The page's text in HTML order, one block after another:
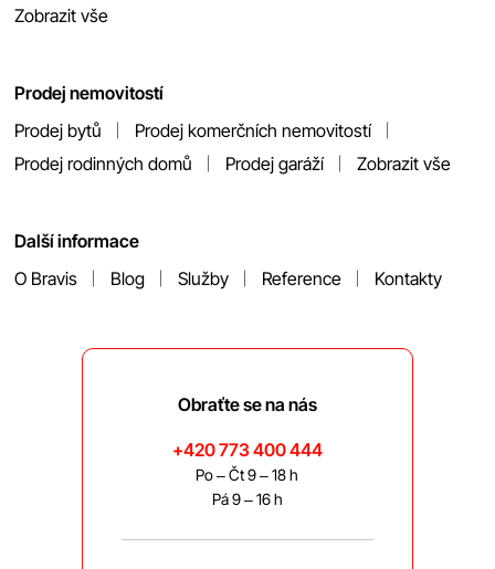
Zobrazit vše
Prodej nemovitostí
Prodej bytů
Prodej komerčních nemovitostí
Prodej rodinných domů
Prodej garáží Zobrazit vše
Další informace
O Bravis
Blog Služby Reference Kontakty
Obraťte se na nás
+420 773 400 444
Po – Čt 9 – 18 h
Pá 9 – 16 h